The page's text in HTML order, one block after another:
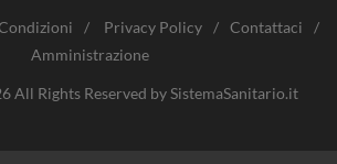
/ Privacy Policy / Contattaci
/
Amministrazione
All Rights Reserved by SistemaSanitario.it